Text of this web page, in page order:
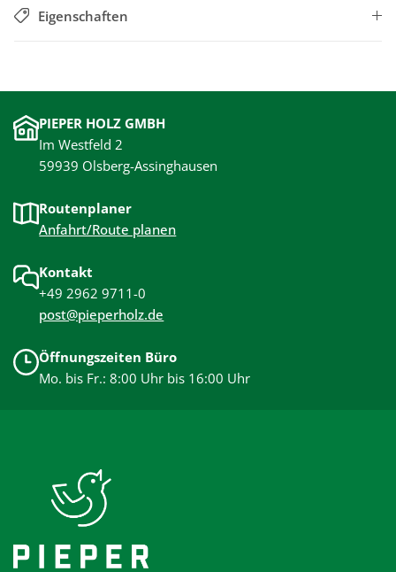
Eigenschaften
PIEPER HOLZ GMBH
Im Westfeld 2
59939 Olsberg-Assinghausen
Routenplaner
Anfahrt/Route planen
Kontakt
+49 2962 9711-0
post@pieperholz.de
Öffnungszeiten Büro
Mo. bis Fr.: 8:00 Uhr bis 16:00 Uhr